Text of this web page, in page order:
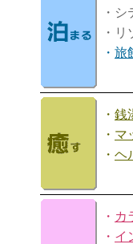
・
・
・ 旅
・ 銭
・ マ
・ ヘ
・ カ
・ イ